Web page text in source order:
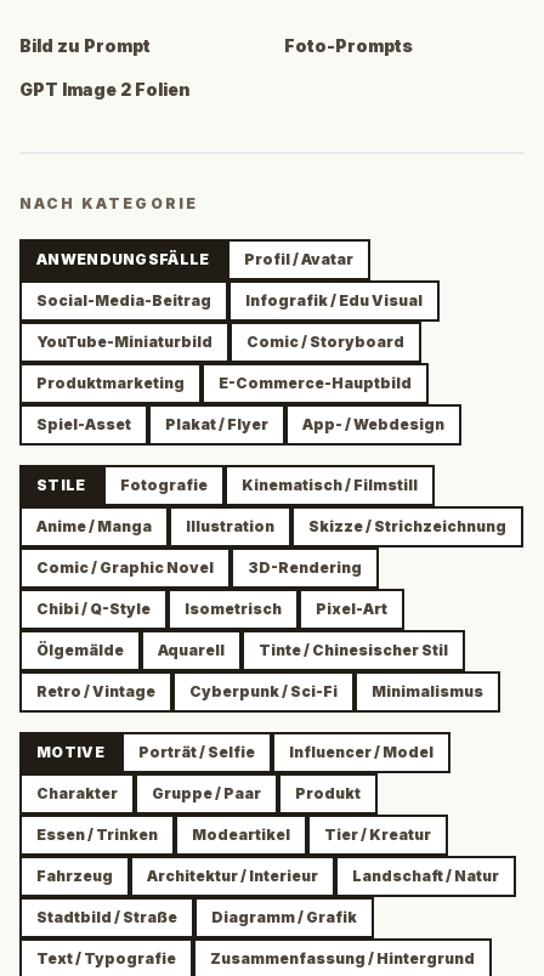
Bild zu Prompt Foto-Prompts
GPT Image 2 Folien
NACH KATEGORIE
ANWENDUNGSFÄLLE Profil / Avatar
Social-Media-Beitrag Infografik / Edu Visual
YouTube-Miniaturbild Comic / Storyboard
Produktmarketing E-Commerce-Hauptbild
Spiel-Asset Plakat / Flyer App- / Webdesign
STILE Fotografie Kinematisch / Filmstill
Anime / Manga Illustration Skizze / Strichzeichnung
Comic / Graphic Novel 3D-Rendering
Chibi / Q-Style Isometrisch Pixel-Art
Ölgemälde Aquarell Tinte / Chinesischer Stil
Retro / Vintage Cyberpunk / Sci-Fi Minimalismus
MOTIVE Porträt / Selfie Influencer / Model
Charakter Gruppe / Paar Produkt
Essen / Trinken Modeartikel Tier / Kreatur
Fahrzeug Architektur / Interieur Landschaft / Natur
Stadtbild / Straße Diagramm / Grafik
Text / Typografie Zusammenfassung / Hintergrund